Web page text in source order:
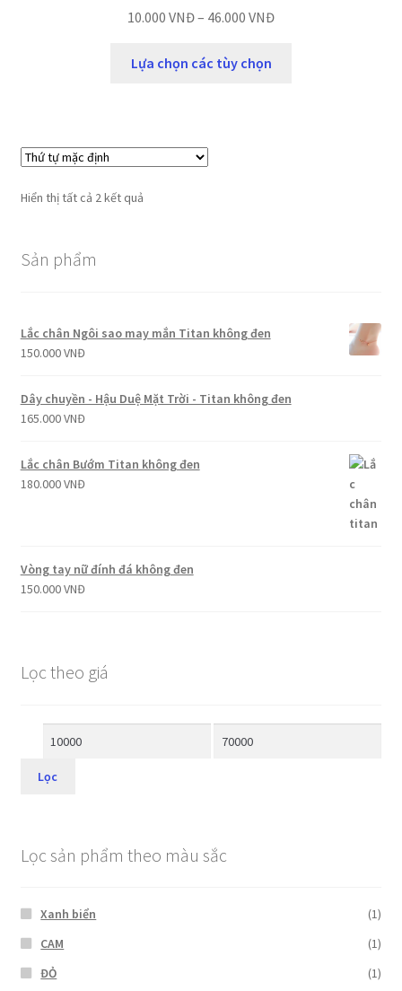
10.000 VNĐ– 46.000 VNĐ
Lựa chọn các tùy chọn
Hiển thị tất cả 2 kết quả
Sản phẩm
Lắc chân Ngôi sao may mắn Titan không đen
150.000VNĐ
Dây chuyền - Hậu Duệ Mặt Trời - Titan không đen
165.000VNĐ
Lắc chân Bướm Titan không đen
180.000VNĐ
Vòng tay nữ đính đá không đen
150.000VNĐ
Lọc theo giá
Lọc
Lọc sản phẩm theo màu sắc
Xanh biển
(1)
CAM
(1)
ĐỎ
(1)